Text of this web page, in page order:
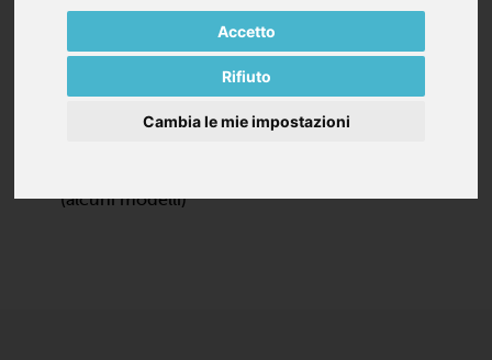
Accetto
Rifiuto
Cambia le mie impostazioni
Silenziatori integrati per aspirazione scarico
Piedistallo con antivibranti per installazione
orizzontale
Filtro di ingresso interno a tenuta di vuoto (alcuni
(alcuni modelli)